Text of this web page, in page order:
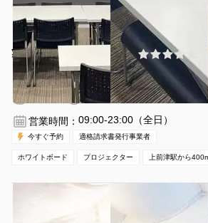
¥3300 〜 ¥4400 /時間
上前津駅 徒歩1分愛知県名古屋市中区
1〜24名
2時間〜
営業時間： 09:00-23:00（全日）
今すぐ予約 適格請求書発行事業者
ホワイトボード プロジェクター 上前津駅から
⚐ˊ˗ 《栄駅から徒歩8分🚶‍♀️⸝⸝⸝》 ホワイト
ィスペース🪞🦢𓈒 𓂂𓏸